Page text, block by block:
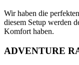
Wir haben die
diesem Setup werden
Komfort haben.
ADVENTURE